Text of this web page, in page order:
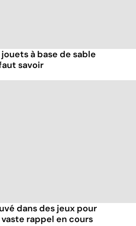
à base de sable
savoir
dans des jeux pour
vaste rappel en cours